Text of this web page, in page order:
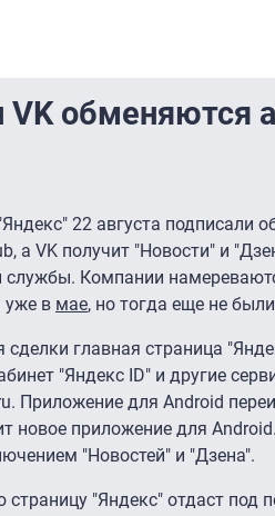
VK обменяются
22 августа подписали
а VK получит "Новости" и
службы. Компании
уже в мае, но тогда еще не
сделки главная страница
"Яндекс ID" и другие
Приложение для Android
новое приложение для
"Новостей" и "Дзена".
"Яндекс" отдаст под